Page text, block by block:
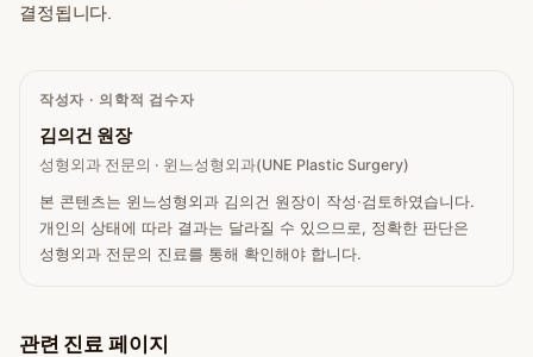
결정됩니다.
작성자 · 의학적 검수자
김의건 원장
성형외과 전문의 · 윈느성형외과(UNE Plastic Surgery)
본 콘텐츠는 윈느성형외과 김의건 원장이 작성·검토하였습니다.
개인의 상태에 따라 결과는 달라질 수 있으므로, 정확한 판단은
성형외과 전문의 진료를 통해 확인해야 합니다.
관련 진료 페이지